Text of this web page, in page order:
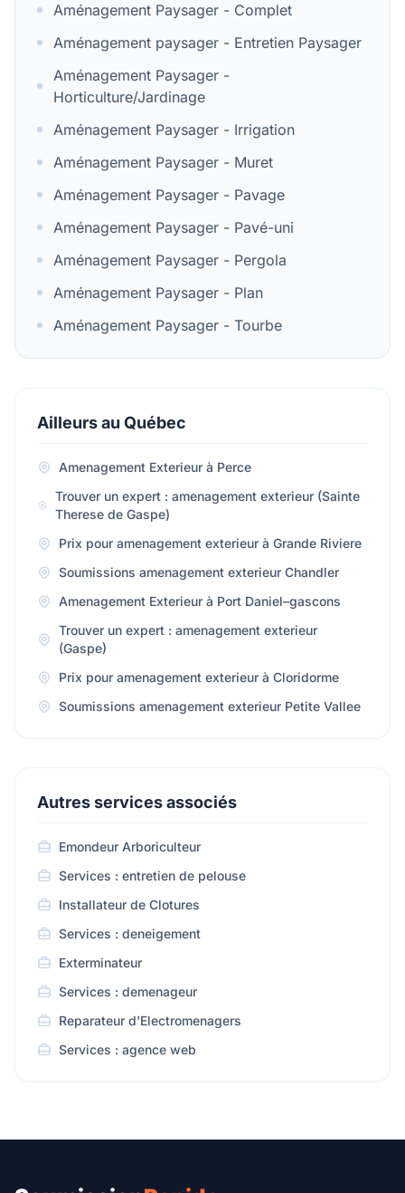
Aménagement Paysager - Complet
Aménagement paysager - Entretien Paysager
Aménagement Paysager -
Horticulture/Jardinage
Aménagement Paysager - Irrigation
Aménagement Paysager - Muret
Aménagement Paysager - Pavage
Aménagement Paysager - Pavé-uni
Aménagement Paysager - Pergola
Aménagement Paysager - Plan
Aménagement Paysager - Tourbe
Ailleurs au Québec
Amenagement Exterieur à Perce
Trouver un expert : amenagement exterieur (Sainte
Therese de Gaspe)
Prix pour amenagement exterieur à Grande Riviere
Soumissions amenagement exterieur Chandler
Amenagement Exterieur à Port Daniel–gascons
Trouver un expert : amenagement exterieur
(Gaspe)
Prix pour amenagement exterieur à Cloridorme
Soumissions amenagement exterieur Petite Vallee
Autres services associés
Emondeur Arboriculteur
Services : entretien de pelouse
Installateur de Clotures
Services : deneigement
Exterminateur
Services : demenageur
Reparateur d'Electromenagers
Services : agence web